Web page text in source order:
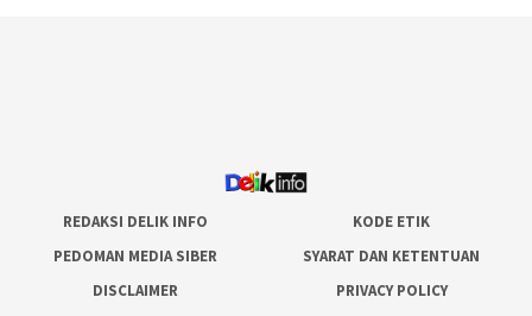
REDAKSI DELIK INFO
KODE ETIK
PEDOMAN MEDIA SIBER
SYARAT DAN KETENTUAN
DISCLAIMER
PRIVACY POLICY